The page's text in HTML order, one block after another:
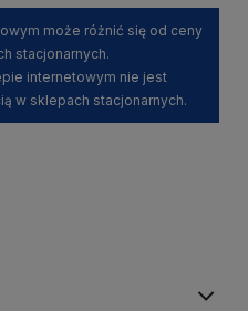
może różnić się od ceny
stacjonarnych.
internetowym nie jest
w sklepach stacjonarnych.